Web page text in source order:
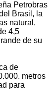
Petrobras
Brasil, la
natural,
4,5
de su
de
metros
para